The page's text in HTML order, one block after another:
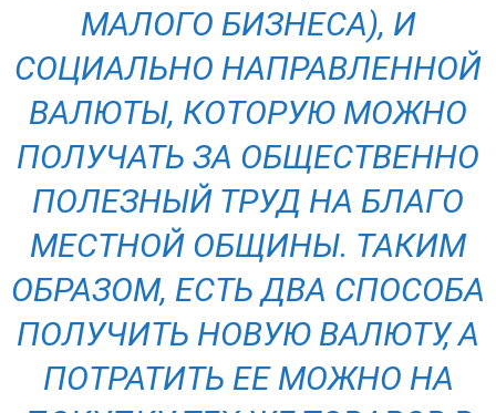
МАЛОГО БИЗНЕСА), И
СОЦИАЛЬНО НАПРАВЛЕННОЙ
ВАЛЮТЫ, КОТОРУЮ МОЖНО
ПОЛУЧАТЬ ЗА ОБЩЕСТВЕННО
ПОЛЕЗНЫЙ ТРУД НА БЛАГО
МЕСТНОЙ ОБЩИНЫ. ТАКИМ
ОБРАЗОМ, ЕСТЬ ДВА СПОСОБА
ПОЛУЧИТЬ НОВУЮ ВАЛЮТУ, А
ПОТРАТИТЬ ЕЕ МОЖНО НА